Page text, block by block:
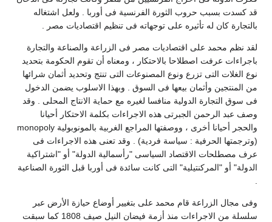
قد كسدت بسبب حروب الثورة الفرنسية فى أوربا . ولعل اشتغاله
بالتجارة كان له تأثيره على توجهاته فى تنظيم اقتصاديات مصر .
لقد نظم محمد على اقتصاديات مصر فى الزراعة والصناعة والتجارة
باجراءات عرفت اصطلاحا بالاحتكار ، ومعناه أن تقوم الحكومة بتحديد
نوع الغلات التى تزرع ونوع المصنوعات التى تنتج وتحديد أثمان شرائها
من المنتجين وأثمان بيعها فى السوق . وبهذا الاسلوب يضمن الدخول
فى سوق التجارة الدولية منافسا لغيره مع حماية الانتاج المحلى . وقد
وصف عبد الرحمن الجبرتى هذه الاجراءات بكلمة الاحتكار أحيانا
والحجر أحيانا أخرى ، ووصفتها المراجع الغربية بالمونوبولية monopoly
(وترجمتها الحرفية : سياسة فردية) . وقد تعنى هذه الاجراءات فى
عرف مصطلحات الاقتصاد السياسى "رأسمالية الدولة" أو "اشتراكية
الدولة" أو "المركنتيلية" التى كانت سائدة فى أوربا قبل الثورة الصناعية
وفى مجال الزراعة قام محمد على بتغيير أوضاع حيازة الأرض عبر
سلسلة من الاجراءات منذ أزمة فيضان النيل صيف 1808 كما سبقت